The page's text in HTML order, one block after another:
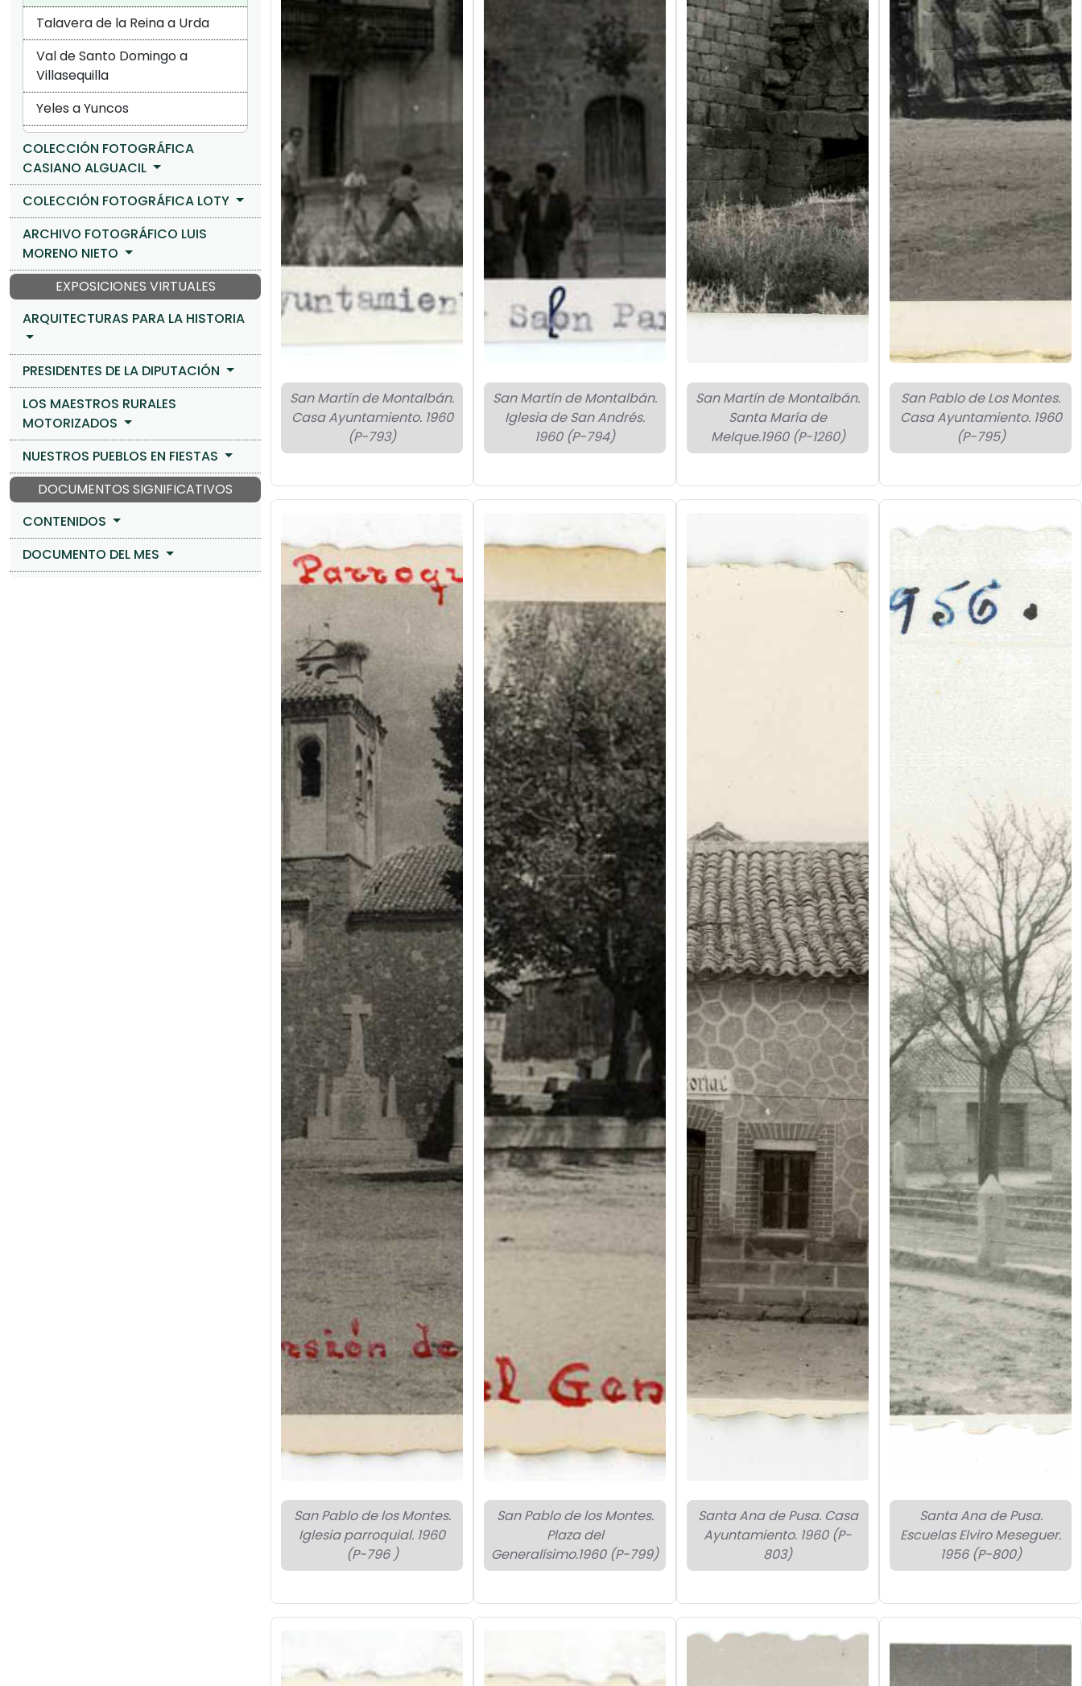
Talavera de la Reina a Urda
Val de Santo Domingo a
Villasequilla
Yeles a Yuncos
COLECCIÓN FOTOGRÁFICA
CASIANO ALGUACIL
COLECCIÓN FOTOGRÁFICA LOTY
ARCHIVO FOTOGRÁFICO LUIS
MORENO NIETO
EXPOSICIONES VIRTUALES
ARQUITECTURAS PARA LA HISTORIA
PRESIDENTES DE LA DIPUTACIÓN
LOS MAESTROS RURALES
MOTORIZADOS
NUESTROS PUEBLOS EN FIESTAS
DOCUMENTOS SIGNIFICATIVOS
CONTENIDOS
DOCUMENTO DEL MES
San Martín de Montalbán.
Casa Ayuntamiento. 1960
(P-793)
San Martín de Montalbán.
Iglesia de San Andrés.
1960 (P-794)
San Martín de Montalbán.
Santa María de
Melque.1960 (P-1260)
San Pablo de Los Montes.
Casa Ayuntamiento. 1960
(P-795)
San Pablo de los Montes.
Iglesia parroquial. 1960
(P-796 )
San Pablo de los Montes.
Plaza del
Generalísimo.1960 (P-799)
Santa Ana de Pusa. Casa
Ayuntamiento. 1960 (P-
803)
Santa Ana de Pusa.
Escuelas Elviro Meseguer.
1956 (P-800)